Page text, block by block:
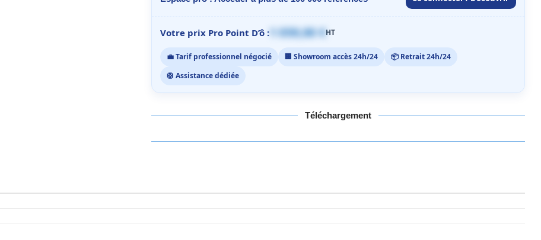
Votre prix Pro Point D’ô : 1 059,00 €HT
💼 Tarif professionnel négocié 🏢 Showroom accès 24h/24
📦 Retrait 24h/24
🛟 Assistance dédiée
Téléchargement